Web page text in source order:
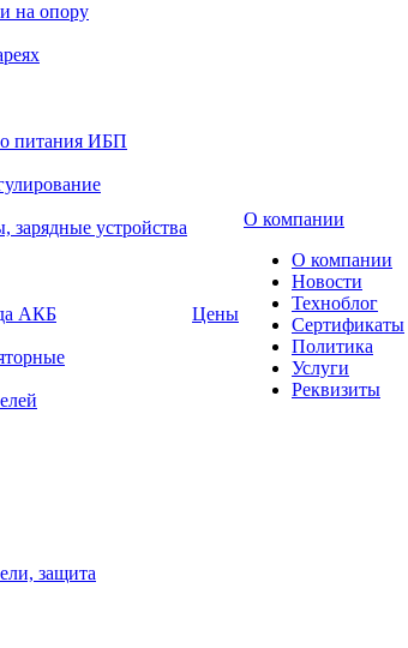
на опору
питания ИБП
зарядные устройства
АКБ
защита
Цены
О компании
О компании
Новости
Техноблог
Сертификаты
Политика
Услуги
Реквизиты